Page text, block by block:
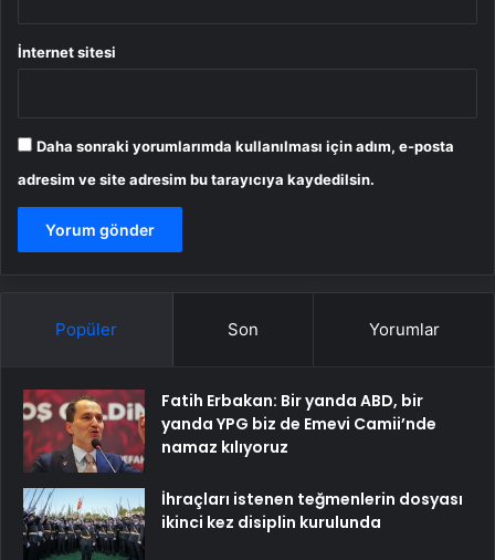
İnternet sitesi
Daha sonraki yorumlarımda kullanılması için adım, e-posta
adresim ve site adresim bu tarayıcıya kaydedilsin.
Popüler Son Yorumlar
Fatih Erbakan: Bir yanda ABD, bir
yanda YPG biz de Emevi Camii’nde
namaz kılıyoruz
İhraçları istenen teğmenlerin dosyası
ikinci kez disiplin kurulunda